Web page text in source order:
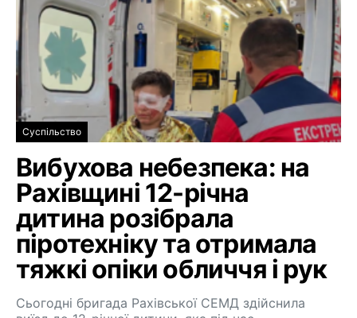
Суспільство
Вибухова небезпека: на
Рахівщині 12-річна
дитина розібрала
піротехніку та отримала
тяжкі опіки обличчя і рук
Сьогодні бригада Рахівської СЕМД здійснила